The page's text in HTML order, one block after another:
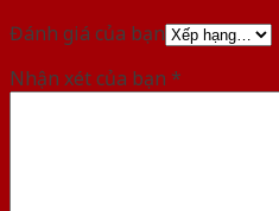
Đánh giá của bạn
Nhận xét của bạn *